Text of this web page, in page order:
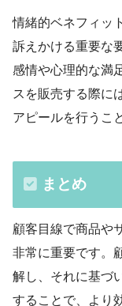
情緒的ベネフィッ
訴えかける重要な
感情や心理的な満
スを販売する際に
アピールを行うこ
まとめ
顧客目線で商品や
非常に重要です。
解し、それに基づ
することで、より